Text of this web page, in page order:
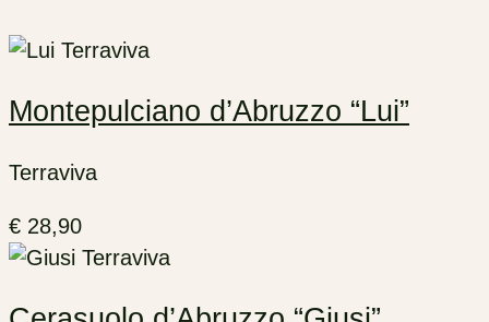
Montepulciano d’Abruzzo “Lui”
Terraviva
€ 28,90